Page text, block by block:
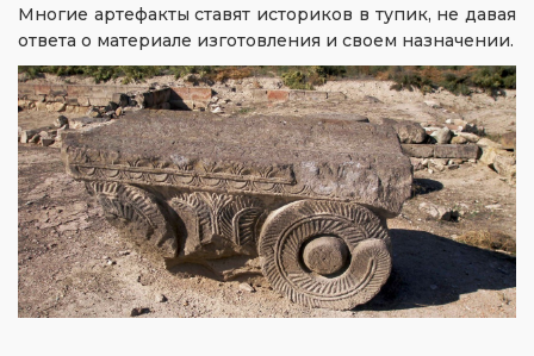
Многие артефакты ставят историков в тупик, не давая
ответа о материале изготовления и своем назначении.